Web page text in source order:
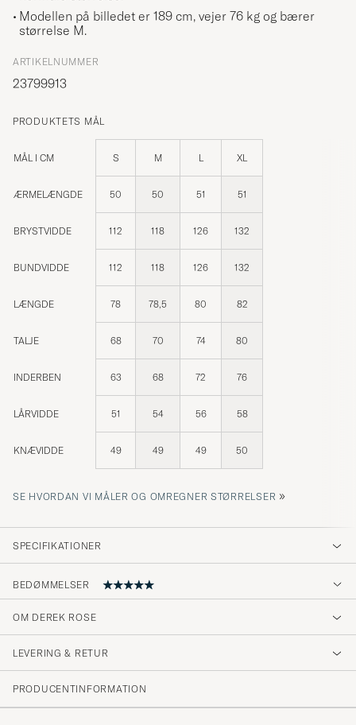
Modellen på billedet er 189 cm, vejer 76 kg og bærer
størrelse M.
ARTIKELNUMMER
23799913
PRODUKTETS MÅL
MÅL I CM S M L XL
ÆRMELÆNGDE 50 50 51 51
BRYSTVIDDE 112 118 126 132
BUNDVIDDE 112 118 126 132
LÆNGDE 78 78,5 80 82
TALJE 68 70 74 80
INDERBEN 63 68 72 76
LÅRVIDDE 51 54 56 58
KNÆVIDDE 49 49 49 50
SE HVORDAN VI MÅLER OG OMREGNER STØRRELSER »
SPECIFIKATIONER
BEDØMMELSER
Godt fornøyd1
ARNE G KØBTE PÅ CAREOFCARL.NO
OM DEREK ROSE
LEVERING & RETUR
PRODUCENTINFORMATION